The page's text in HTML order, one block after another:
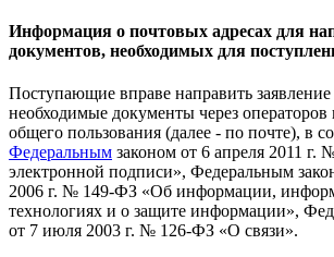
Информация о почтовых адресах для
документов, необходимых для
Поступающие вправе направить
необходимые документы через операторов
общего пользования (далее - по почте), в
Федеральным законом от 6 апреля 2011
электронной подписи», Федеральным
2006 г. № 149-ФЗ «Об информации,
технологиях и о защите информации»,
от 7 июля 2003 г. № 126-ФЗ «О связи».